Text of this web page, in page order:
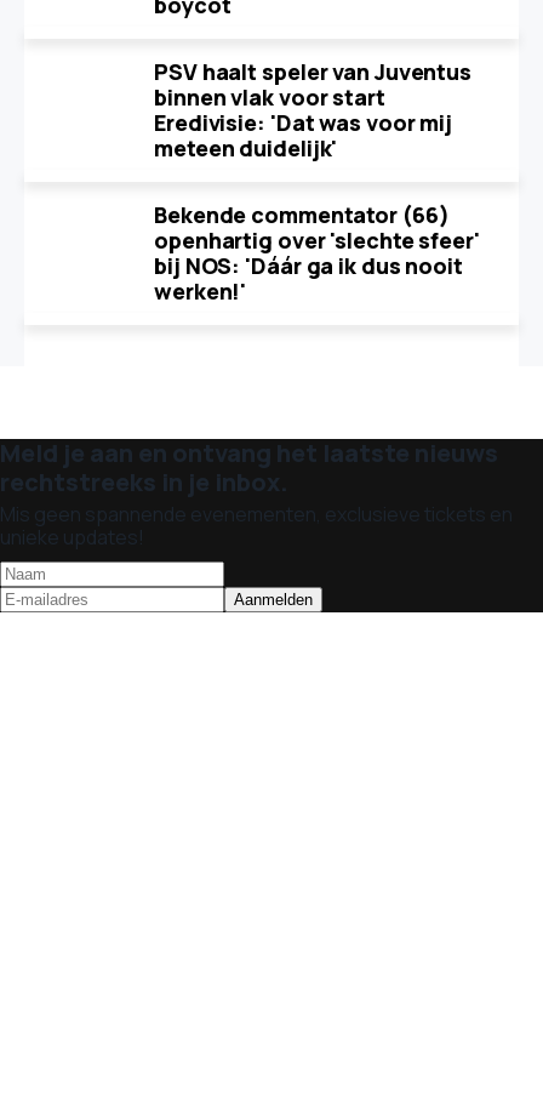
PSV haalt speler van Juventus
binnen vlak voor start
Eredivisie: 'Dat was voor mij
meteen duidelijk'
Bekende commentator (66)
openhartig over 'slechte sfeer'
bij NOS: 'Dáár ga ik dus nooit
werken!'
Meld je aan en ontvang het laatste nieuws
rechtstreeks in je inbox.
Mis geen spannende evenementen, exclusieve tickets en
unieke updates!